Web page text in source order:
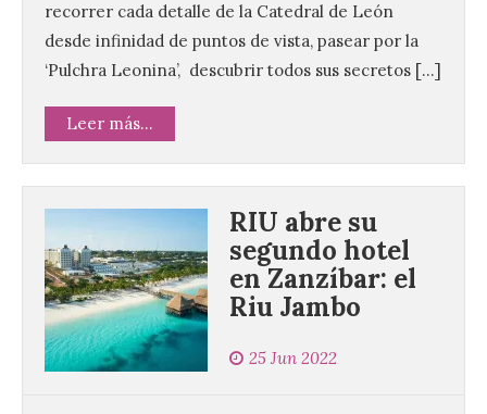
recorrer cada detalle de la Catedral de León
desde infinidad de puntos de vista, pasear por la
‘Pulchra Leonina’, descubrir todos sus secretos […]
Leer más...
RIU abre su
segundo hotel
en Zanzíbar: el
Riu Jambo
25 Jun 2022
La UPSA impulsa la
creación musical con el I
Concurso Internacional de
Composición Coral Sacra
8 Ago 2026